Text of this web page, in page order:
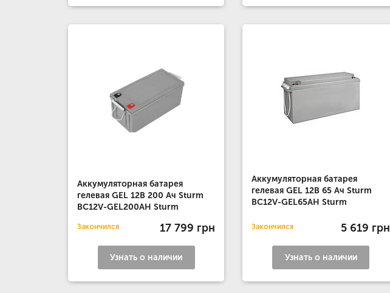
Аккумуляторная батарея
гелевая GEL 12B 200 Ач Sturm
BC12V-GEL200AH Sturm
Закончился 17 799 грн
Узнать о наличии
Аккумуляторная батарея
гелевая GEL 12B 65 Ач Sturm
BC12V-GEL65AH Sturm
Закончился 5 619 грн
Узнать о наличии